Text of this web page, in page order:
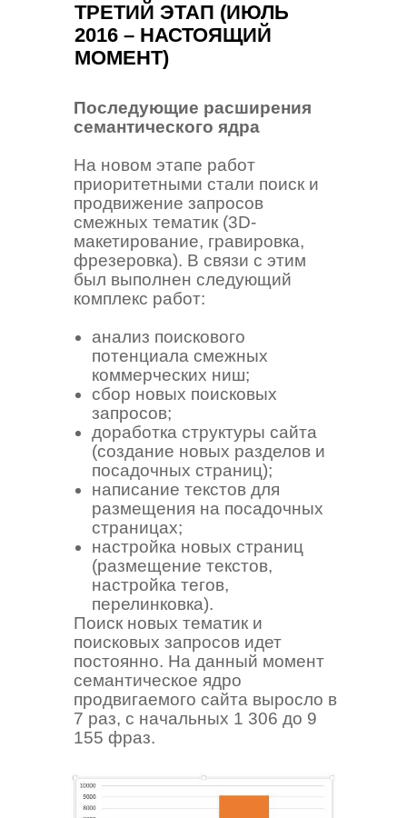
Последующие расширения
семантического ядра
На новом этапе работ
приоритетными стали поиск и
продвижение запросов
смежных тематик (3D-
макетирование, гравировка,
фрезеровка). В связи с этим
был выполнен следующий
комплекс работ:
анализ поискового
потенциала смежных
коммерческих ниш;
сбор новых поисковых
запросов;
доработка структуры сайта
(создание новых разделов и
посадочных страниц);
написание текстов для
размещения на посадочных
страницах;
настройка новых страниц
(размещение текстов,
настройка тегов,
перелинковка).
Поиск новых тематик и
поисковых запросов идет
постоянно. На данный момент
семантическое ядро
продвигаемого сайта выросло в
7 раз, с начальных 1 306 до 9
155 фраз.
ТРЕТИЙ ЭТАП (ИЮЛЬ
2016 – НАСТОЯЩИЙ
МОМЕНТ)